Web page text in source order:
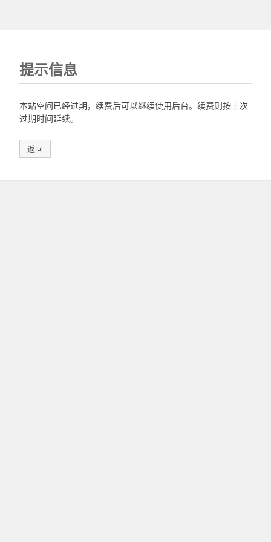
提示信息
本站空间已经过期，续费后可以继续使用后台。续费则按上次
过期时间延续。
返回